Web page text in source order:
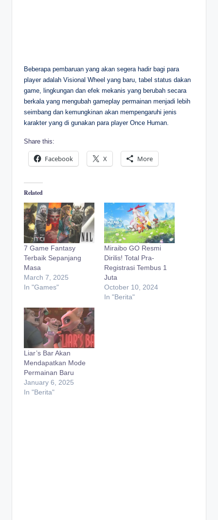
Beberapa pembaruan yang akan segera hadir bagi para
player adalah Visional Wheel yang baru, tabel status dakan
game, lingkungan dan efek mekanis yang berubah secara
berkala yang mengubah gameplay permainan menjadi lebih
seimbang dan kemungkinan akan mempengaruhi jenis
karakter yang di gunakan para player Once Human.
Share this:
Facebook X More
Related
7 Game Fantasy
Terbaik Sepanjang
Masa
March 7, 2025
In "Games"
Miraibo GO Resmi
Dirilis! Total Pra-
Registrasi Tembus 1
Juta
October 10, 2024
In "Berita"
Liar’s Bar Akan
Mendapatkan Mode
Permainan Baru
January 6, 2025
In "Berita"